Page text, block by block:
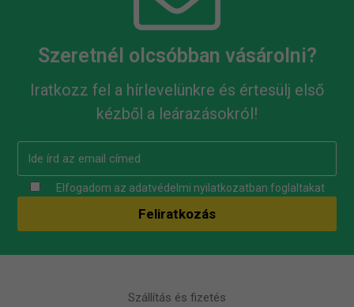
Szeretnél olcsóbban vásárolni?
Iratkozz fel a hírlevelünkre és értesülj első
kézből a leárazásokról!
Elfogadom az adatvédelmi nyilatkozatban foglaltakat
Szállítás és fizetés